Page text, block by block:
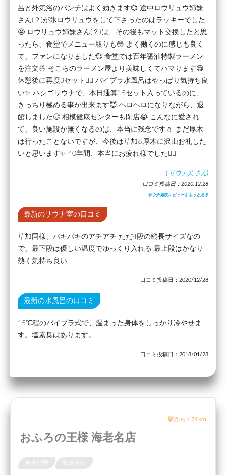
呂と外気浴のパンチはよく効きます💞 途中ロウリュウ姉妹
さん(？)が氷ロウリュウをして下さったのはラッキーでした
🤩 ロウリュウ姉妹さん(？)は、その後もマット交換したと思
ったら、食堂でメニュー取りも😳 よく働くのに感じも良く
て、ファンになりました💞 食堂では百年醤油特製ラーメン
を注文🍜 そこらのラーメン屋より美味しくてハマります😋
休憩後に再度3セット🧖‍♂️ バイブラ水風呂はやっぱり気持ち良
い✨ ハシゴサウナで、本日通算15セット入っているのに、
きっちり極める事が出来ます😇 ヘロヘロになりながら、退
館しました🥴 相模健康センターも閉店😭 こんなに愛され
て、良い施設が無くなるのは、本当に残念です💧 まだ厚木
は行ったことないですが、今後は草加&厚木に沢山お礼した
いと思います✨ 40年間、本当にお疲れ様でした🙇‍♂️
( サウナ犬 さん)
口コミ投稿日：2020.12.28
サウナ施設レビューをもっと見る
最新のサウナ室の口コミ
草加同様、バキバキのアチアチ ただ4段の縦長サイズなの
で、最下段は優しい温度でゆっくり入れる 最上段はかなり
熱く気持ち良い
口コミ投稿日：2020/12/28
最新の水風呂の口コミ
15℃程のバイブラ式で、温まった身体をしっかり冷やせま
す。塩素臭はあります。
口コミ投稿日：2018/01/28
駅から1.71km
おふろの王様 海老名店
海老名市